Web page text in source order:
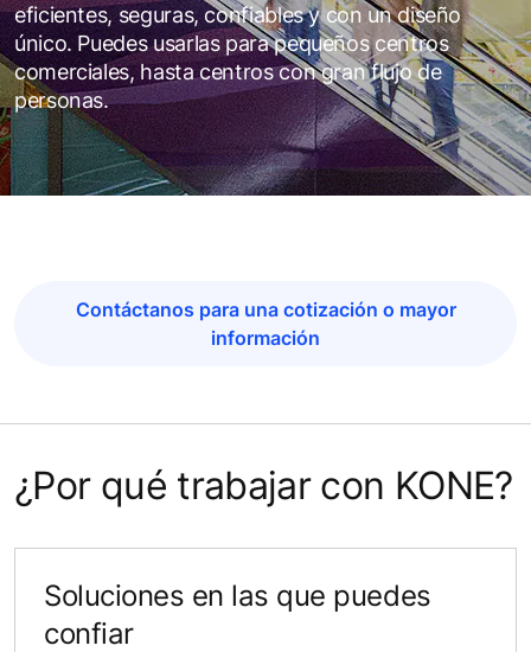
eficientes, seguras, confiables y con un diseño
único. Puedes usarlas para pequeños centros
comerciales, hasta centros con gran flujo de
personas.
Contáctanos para una cotización o mayor
información
¿Por qué trabajar con KONE?
Soluciones en las que puedes
confiar